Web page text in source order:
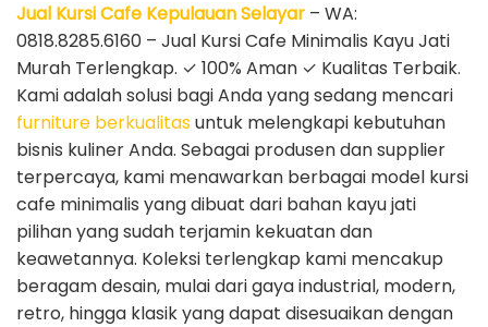
Jual Kursi Cafe Kepulauan Selayar – WA:
0818.8285.6160 – Jual Kursi Cafe Minimalis Kayu Jati
Murah Terlengkap. ✓ 100% Aman ✓ Kualitas Terbaik.
Kami adalah solusi bagi Anda yang sedang mencari
furniture berkualitasuntuk melengkapi kebutuhan
bisnis kuliner Anda. Sebagai produsen dan supplier
terpercaya, kami menawarkan berbagai model kursi
cafe minimalis yang dibuat dari bahan kayu jati
pilihan yang sudah terjamin kekuatan dan
keawetannya. Koleksi terlengkap kami mencakup
beragam desain, mulai dari gaya industrial, modern,
retro, hingga klasik yang dapat disesuaikan dengan